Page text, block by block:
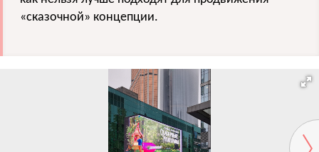
«сказочной» концепции.